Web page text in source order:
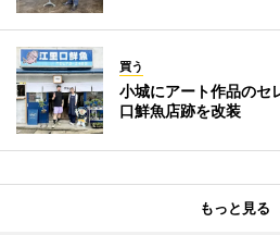
買う
小城にアート作品の
口鮮魚店跡を改装
もっと見る